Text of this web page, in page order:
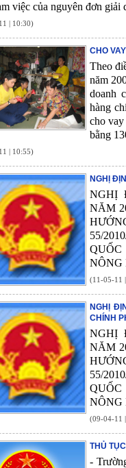
việc của nguyên đơn giải
| 10:30)
CHO
Theo
năm
doanh
hàng
cho
bằng
| 10:55)
NGHỊ
NGHỊ
NĂM
55/
NÔNG
(11-05-11
NGHỊ
CHÍNH
NGHỊ
NĂM
55/
NÔNG
(09-04-11
THỦ
-